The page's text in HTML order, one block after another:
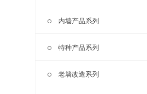
内墙产品系列
特种产品系列
老墙改造系列